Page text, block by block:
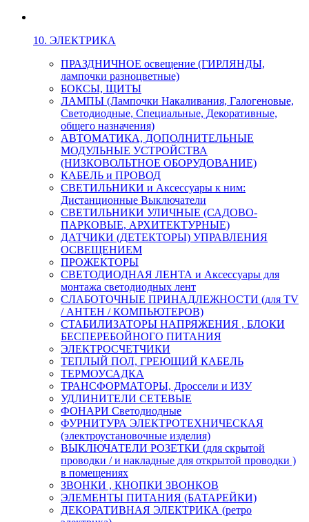
10. ЭЛЕКТРИКА
ПРАЗДНИЧНОЕ освещение (ГИРЛЯНДЫ,
лампочки разноцветные)
БОКСЫ, ЩИТЫ
ЛАМПЫ (Лампочки Накаливания, Галогеновые,
Светодиодные, Специальные, Декоративные,
общего назначения)
АВТОМАТИКА, ДОПОЛНИТЕЛЬНЫЕ
МОДУЛЬНЫЕ УСТРОЙСТВА
(НИЗКОВОЛЬТНОЕ ОБОРУДОВАНИЕ)
КАБЕЛЬ и ПРОВОД
СВЕТИЛЬНИКИ и Аксессуары к ним:
Дистанционные Выключатели
СВЕТИЛЬНИКИ УЛИЧНЫЕ (САДОВО-
ПАРКОВЫЕ, АРХИТЕКТУРНЫЕ)
ДАТЧИКИ (ДЕТЕКТОРЫ) УПРАВЛЕНИЯ
ОСВЕЩЕНИЕМ
ПРОЖЕКТОРЫ
СВЕТОДИОДНАЯ ЛЕНТА и Аксессуары для
монтажа светодиодных лент
СЛАБОТОЧНЫЕ ПРИНАДЛЕЖНОСТИ (для TV
/ АНТЕН / КОМПЬЮТЕРОВ)
СТАБИЛИЗАТОРЫ НАПРЯЖЕНИЯ , БЛОКИ
БЕСПЕРЕБОЙНОГО ПИТАНИЯ
ЭЛЕКТРОСЧЕТЧИКИ
ТЕПЛЫЙ ПОЛ, ГРЕЮЩИЙ КАБЕЛЬ
ТЕРМОУСАДКА
ТРАНСФОРМАТОРЫ, Дроссели и ИЗУ
УДЛИНИТЕЛИ СЕТЕВЫЕ
ФОНАРИ Светодиодные
ФУРНИТУРА ЭЛЕКТРОТЕХНИЧЕСКАЯ
(электроустановочные изделия)
ВЫКЛЮЧАТЕЛИ РОЗЕТКИ (для скрытой
проводки / и накладные для открытой проводки )
в помещениях
ЗВОНКИ , КНОПКИ ЗВОНКОВ
ЭЛЕМЕНТЫ ПИТАНИЯ (БАТАРЕЙКИ)
ДЕКОРАТИВНАЯ ЭЛЕКТРИКА (ретро